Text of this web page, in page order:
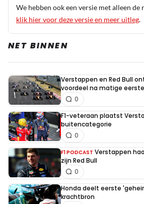
We hebben ook een versie met alleen de
klik hier voor deze versie en meer uitleg.
NET BINNEN
Verstappen en Red Bull
voordeel na matige
0
F1-veteraan plaatst
buitencategorie
0
F1 PODCAST Verstappen
zijn Red Bull
0
Honda deelt eerste
krachtbron